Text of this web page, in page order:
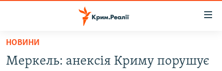
Перейти
основного
НОВИНИ
Меркель: анексія Криму порушує